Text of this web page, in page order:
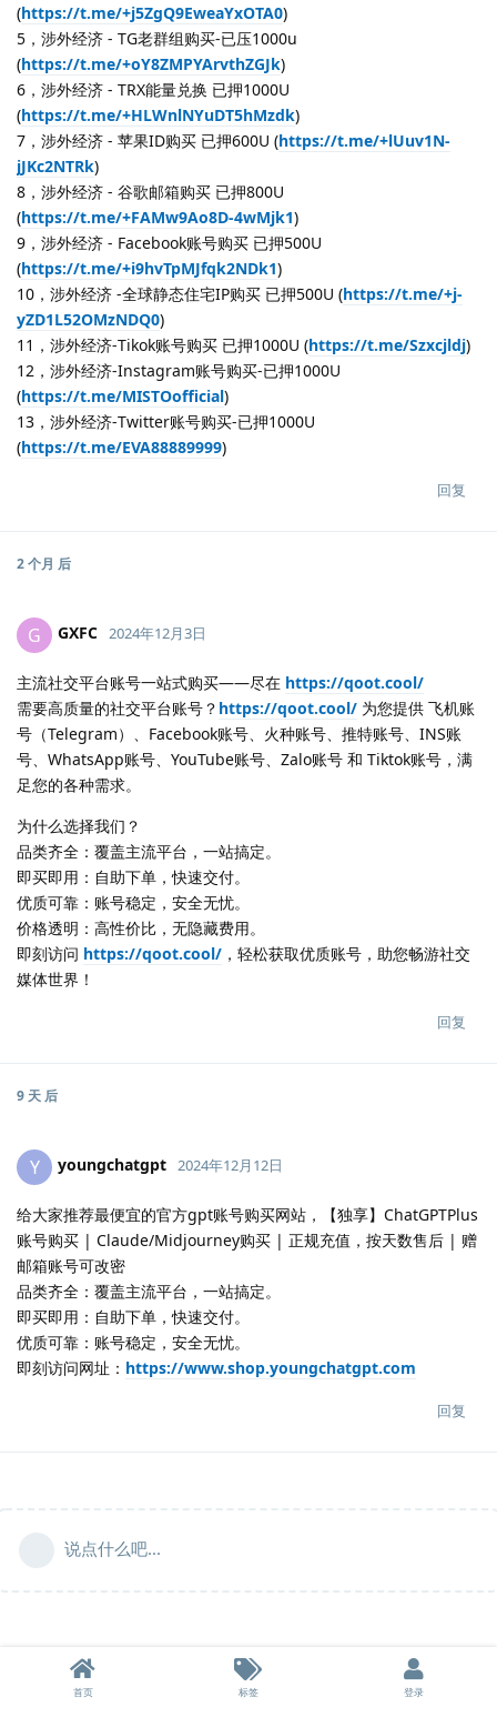
(https://t.me/+j5ZgQ9EweaYxOTA0)
5，涉外经济 - TG老群组购买-已压1000u
(https://t.me/+oY8ZMPYArvthZGJk)
6，涉外经济 - TRX能量兑换 已押1000U
(https://t.me/+HLWnlNYuDT5hMzdk)
7，涉外经济 - 苹果ID购买 已押600U (https://t.me/+lUuv1N-
jJKc2NTRk)
8，涉外经济 - 谷歌邮箱购买 已押800U
(https://t.me/+FAMw9Ao8D-4wMjk1)
9，涉外经济 - Facebook账号购买 已押500U
(https://t.me/+i9hvTpMJfqk2NDk1)
10，涉外经济 -全球静态住宅IP购买 已押500U (https://t.me/+j-
yZD1L52OMzNDQ0)
11，涉外经济-Tikok账号购买 已押1000U (https://t.me/Szxcjldj)
12，涉外经济-Instagram账号购买-已押1000U
(https://t.me/MISTOofficial)
13，涉外经济-Twitter账号购买-已押1000U
(https://t.me/EVA88889999)
回复
2 个月 后
G GXFC 2024年12月3日
主流社交平台账号一站式购买——尽在 https://qoot.cool/
需要高质量的社交平台账号？ https://qoot.cool/ 为您提供 飞机账
号（Telegram）、Facebook账号、火种账号、推特账号、INS账
号、WhatsApp账号、YouTube账号、Zalo账号 和 Tiktok账号，满
足您的各种需求。
为什么选择我们？
品类齐全：覆盖主流平台，一站搞定。
即买即用：自助下单，快速交付。
优质可靠：账号稳定，安全无忧。
价格透明：高性价比，无隐藏费用。
即刻访问 https://qoot.cool/ ，轻松获取优质账号，助您畅游社交
媒体世界！
回复
9 天 后
Y youngchatgpt 2024年12月12日
给大家推荐最便宜的官方gpt账号购买网站，【独享】ChatGPTPlus
账号购买 | Claude/Midjourney购买 | 正规充值，按天数售后 | 赠
邮箱账号可改密
品类齐全：覆盖主流平台，一站搞定。
即买即用：自助下单，快速交付。
优质可靠：账号稳定，安全无忧。
即刻访问网址： https://www.shop.youngchatgpt.com
回复
说点什么吧...
首页 标签 登录